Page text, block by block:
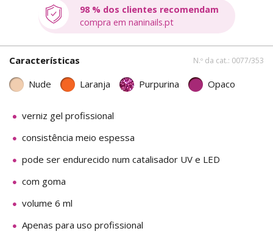
98 % dos clientes recomendam
compra em naninails.pt
Características N.º da cat.: 0077/353
Nude Laranja Purpurina Opaco
verniz gel profissional
consistência meio espessa
pode ser endurecido num catalisador UV e LED
com goma
volume 6 ml
Apenas para uso profissional